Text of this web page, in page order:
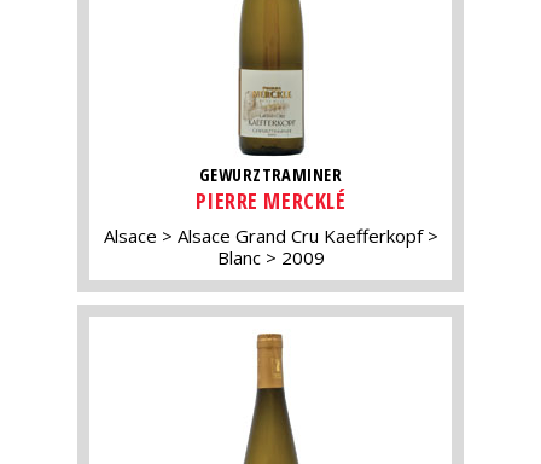
GEWURZTRAMINER
PIERRE MERCKLÉ
Alsace
Alsace Grand Cru Kaefferkopf
Blanc
2009